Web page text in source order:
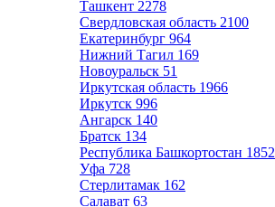
Ташкент 2278
Свердловская область 2100
Екатеринбург 964
Нижний Тагил 169
Новоуральск 51
Иркутская область 1966
Иркутск 996
Ангарск 140
Братск 134
Республика Башкортостан 1852
Уфа 728
Стерлитамак 162
Салават 63